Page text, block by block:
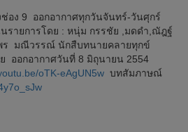
ช่อง 9 ออกอากาศทุกวันจันทร์-วันศุกร์
นรายการโดย : หนุ่ม กรรชัย ,มดดำ,ณัฎฐ์
มณีวรรณ์ นักสืบทนายคลายทุกข์
ออกอากาศวันที่ 8 มิถุนายน 2554
oTK-eAgUN5w บทสัมภาษณ์